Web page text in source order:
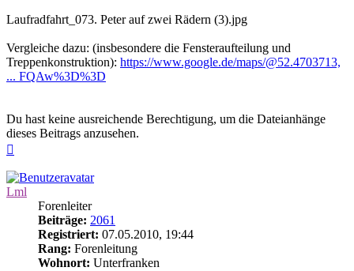
Laufradfahrt_073. Peter auf zwei Rädern (3).jpg
Vergleiche dazu: (insbesondere die Fensteraufteilung und
Treppenkonstruktion): https://www.google.de/maps/@52.4703713,
... FQAw%3D%3D
Du hast keine ausreichende Berechtigung, um die Dateianhänge
dieses Beitrags anzusehen.
Lml
Forenleiter
Beiträge: 2061
Registriert: 07.05.2010, 19:44
Rang: Forenleitung
Wohnort: Unterfranken